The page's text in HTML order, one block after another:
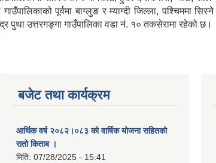
पूर्वमा बाग्लुङ र म्याग्दी जिल्ला, पश्चिममा
पुथा उत्तरगङ्गा गाउँपालिका वडा नं. १० तकसेरामा रहेको छ।
बजेट तथा कार्यक्रम
आर्थिक वर्ष २०८२।०८३ को वार्षिक योजना सहितको
रातो किताब ।
मिति: 07/28/2025 - 15:41